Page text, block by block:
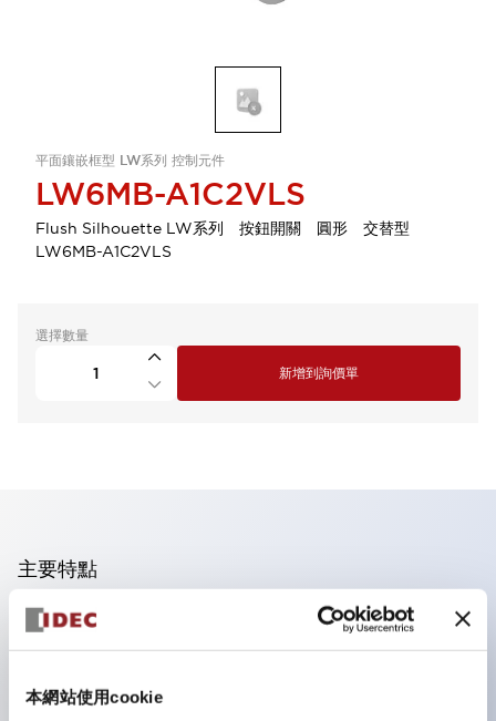
本網站使用cookie
平面鑲嵌框型 LW系列 控制元件
LW6MB-A1C2VLS
Flush Silhouette LW系列 按鈕開關 圓形 交替型
LW6MB-A1C2VLS
選擇數量
新增到詢價單
主要特點
可進行集合密著安裝
附鎖選擇開關採用高安全性的彈子鎖結構
防護結構為IP65（IEC60529）